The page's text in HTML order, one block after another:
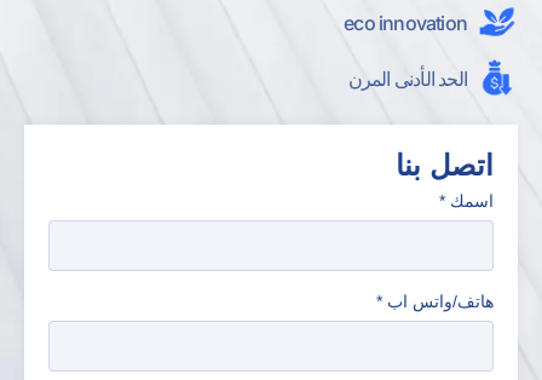
eco innovation
الحد الأدنى المرن
اتصل بنا
اسمك *
هاتف/واتس اب *